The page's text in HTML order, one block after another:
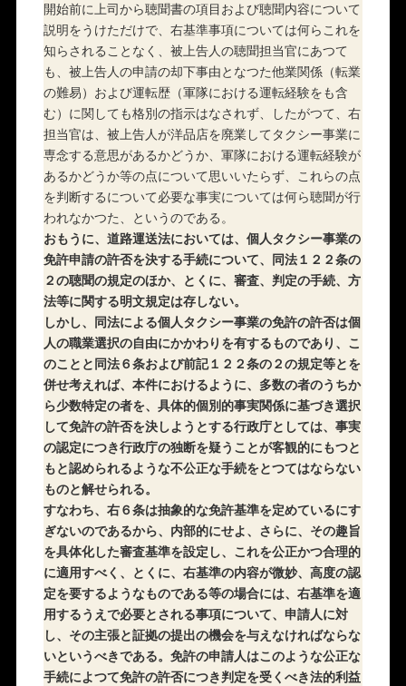
開始前に上司から聴聞書の項目および聴聞内容について
説明をうけただけで、右基準事項については何らこれを
知らされることなく、被上告人の聴聞担当官にあつて
も、被上告人の申請の却下事由となつた他業関係（転業
の難易）および運転歴（軍隊における運転経験をも含
む）に関しても格別の指示はなされず、したがつて、右
担当官は、被上告人が洋品店を廃業してタクシー事業に
専念する意思があるかどうか、軍隊における運転経験が
あるかどうか等の点について思いいたらず、これらの点
を判断するについて必要な事実については何ら聴聞が行
われなかつた、というのである。
おもうに、道路運送法においては、個人タクシー事業の
免許申請の許否を決する手続について、同法１２２条の
２の聴聞の規定のほか、とくに、審査、判定の手続、方
法等に関する明文規定は存しない。
しかし、同法による個人タクシー事業の免許の許否は個
人の職業選択の自由にかかわりを有するものであり、こ
のことと同法６条および前記１２２条の２の規定等とを
併せ考えれば、本件におけるように、多数の者のうちか
ら少数特定の者を、具体的個別的事実関係に基づき選択
して免許の許否を決しようとする行政庁としては、事実
の認定につき行政庁の独断を疑うことが客観的にもつと
もと認められるような不公正な手続をとつてはならない
ものと解せられる。
すなわち、右６条は抽象的な免許基準を定めているにす
ぎないのであるから、内部的にせよ、さらに、その趣旨
を具体化した審査基準を設定し、これを公正かつ合理的
に適用すべく、とくに、右基準の内容が微妙、高度の認
定を要するようなものである等の場合には、右基準を適
用するうえで必要とされる事項について、申請人に対
し、その主張と証拠の提出の機会を与えなければならな
いというべきである。免許の申請人はこのような公正な
手続によつて免許の許否につき判定を受くべき法的利益